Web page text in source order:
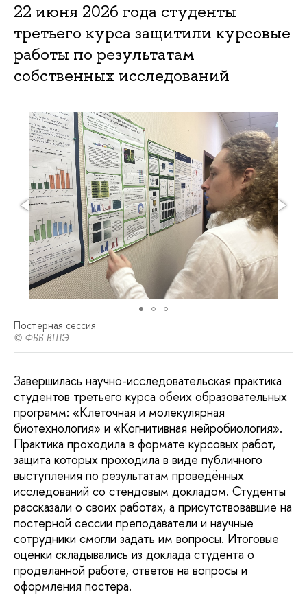
22 июня 2026 года студенты
третьего курса защитили курсовые
работы по результатам
собственных исследований
Постерная сессия
© ФББ ВШЭ
Завершилась научно-исследовательская практика
студентов третьего курса обеих образовательных
программ: «Клеточная и молекулярная
биотехнология» и «Когнитивная нейробиология».
Практика проходила в формате курсовых работ,
защита которых проходила в виде публичного
выступления по результатам проведённых
исследований со стендовым докладом. Студенты
рассказали о своих работах, а присутствовавшие на
постерной сессии преподаватели и научные
сотрудники смогли задать им вопросы. Итоговые
оценки складывались из доклада студента о
проделанной работе, ответов на вопросы и
оформления постера.